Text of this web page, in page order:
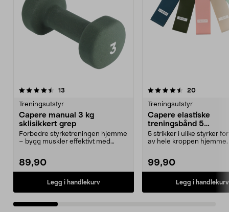
13
Treningsutstyr
Capere manual 3 kg
sklisikkert grep
Forbedre styrketreningen hjemme
– bygg muskler effektivt med
89,90
Legg i handlekurv
4.5 av 5 stjerner 20
Treningsutstyr
Capere elastiske
treningsbånd 5
motstandsnivåer 5-
5 strikker i ulike styrker
av hele kroppen
99,90
Legg i handlekurv
4.5 av 5 stjerner